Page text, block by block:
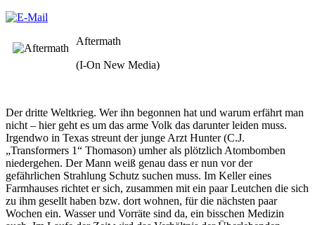
Aftermath
(I-On New Media)
Der dritte Weltkrieg. Wer ihn begonnen hat und warum erfährt man
nicht – hier geht es um das arme Volk das darunter leiden muss.
Irgendwo in Texas streunt der junge Arzt Hunter (C.J.
„Transformers 1“ Thomason) umher als plötzlich Atombomben
niedergehen. Der Mann weiß genau dass er nun vor der
gefährlichen Strahlung Schutz suchen muss. Im Keller eines
Farmhauses richtet er sich, zusammen mit ein paar Leutchen die sich
zu ihm gesellt haben bzw. dort wohnen, für die nächsten paar
Wochen ein. Wasser und Vorräte sind da, ein bisschen Medizin